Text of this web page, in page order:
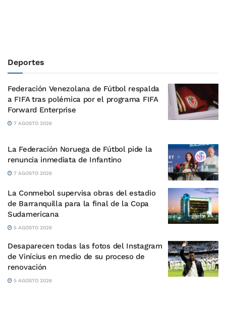
Deportes
Federación Venezolana de Fútbol respalda
a FIFA tras polémica por el programa FIFA
Forward Enterprise
7 AGOSTO 2026
La Federación Noruega de Fútbol pide la
renuncia inmediata de Infantino
7 AGOSTO 2026
La Conmebol supervisa obras del estadio
de Barranquilla para la final de la Copa
Sudamericana
5 AGOSTO 2026
Desaparecen todas las fotos del Instagram
de Vinícius en medio de su proceso de
renovación
5 AGOSTO 2026